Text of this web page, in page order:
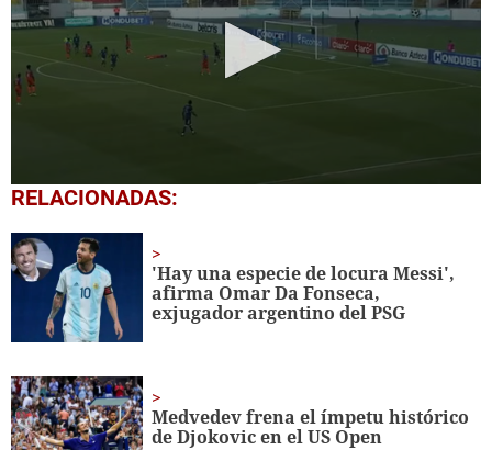
0
seconds
1
minute,
5
seconds
RELACIONADAS:
'Hay una especie de locura Messi',
afirma Omar Da Fonseca,
exjugador argentino del PSG
Medvedev frena el ímpetu histórico
de Djokovic en el US Open